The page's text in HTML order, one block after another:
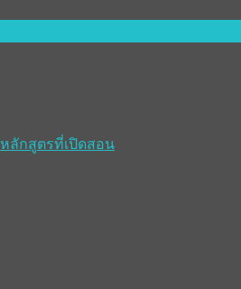
หลักสูตรที่เปิดสอน